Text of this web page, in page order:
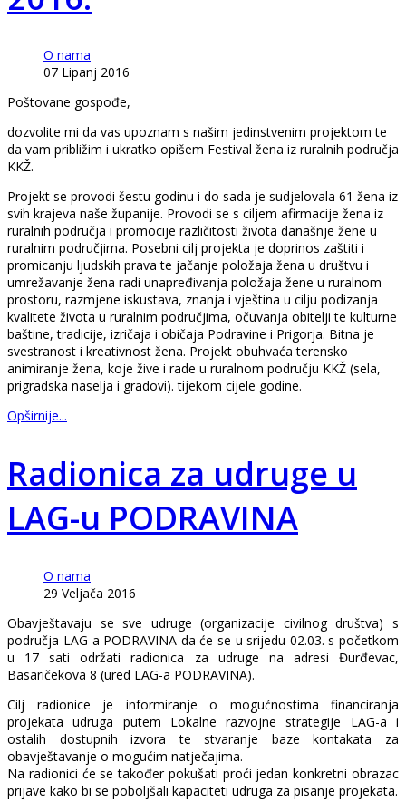
O nama
07 Lipanj 2016
Poštovane gospođe,
dozvolite mi da vas upoznam s našim jedinstvenim projektom te
da vam približim i ukratko opišem Festival žena iz ruralnih područja
KKŽ.
Projekt se provodi šestu godinu i do sada je sudjelovala 61 žena iz
svih krajeva naše županije. Provodi se s ciljem afirmacije žena iz
ruralnih područja i promocije različitosti života današnje žene u
ruralnim područjima. Posebni cilj projekta je doprinos zaštiti i
promicanju ljudskih prava te jačanje položaja žena u društvu i
umrežavanje žena radi unapređivanja položaja žene u ruralnom
prostoru, razmjene iskustava, znanja i vještina u cilju podizanja
kvalitete života u ruralnim područjima, očuvanja obitelji te kulturne
baštine, tradicije, izričaja i običaja Podravine i Prigorja. Bitna je
svestranost i kreativnost žena. Projekt obuhvaća terensko
animiranje žena, koje žive i rade u ruralnom području KKŽ (sela,
prigradska naselja i gradovi). tijekom cijele godine.
Opširnije...
Radionica za udruge u
LAG-u PODRAVINA
O nama
29 Veljača 2016
Obavještavaju se sve udruge (organizacije civilnog društva) s
područja LAG-a PODRAVINA da će se u srijedu 02.03. s početkom
u 17 sati održati radionica za udruge na adresi Đurđevac,
Basaričekova 8 (ured LAG-a PODRAVINA).
Cilj radionice je informiranje o mogućnostima financiranja
projekata udruga putem Lokalne razvojne strategije LAG-a i
ostalih dostupnih izvora te stvaranje baze kontakata za
obavještavanje o mogućim natječajima.
Na radionici će se također pokušati proći jedan konkretni obrazac
prijave kako bi se poboljšali kapaciteti udruga za pisanje projekata.